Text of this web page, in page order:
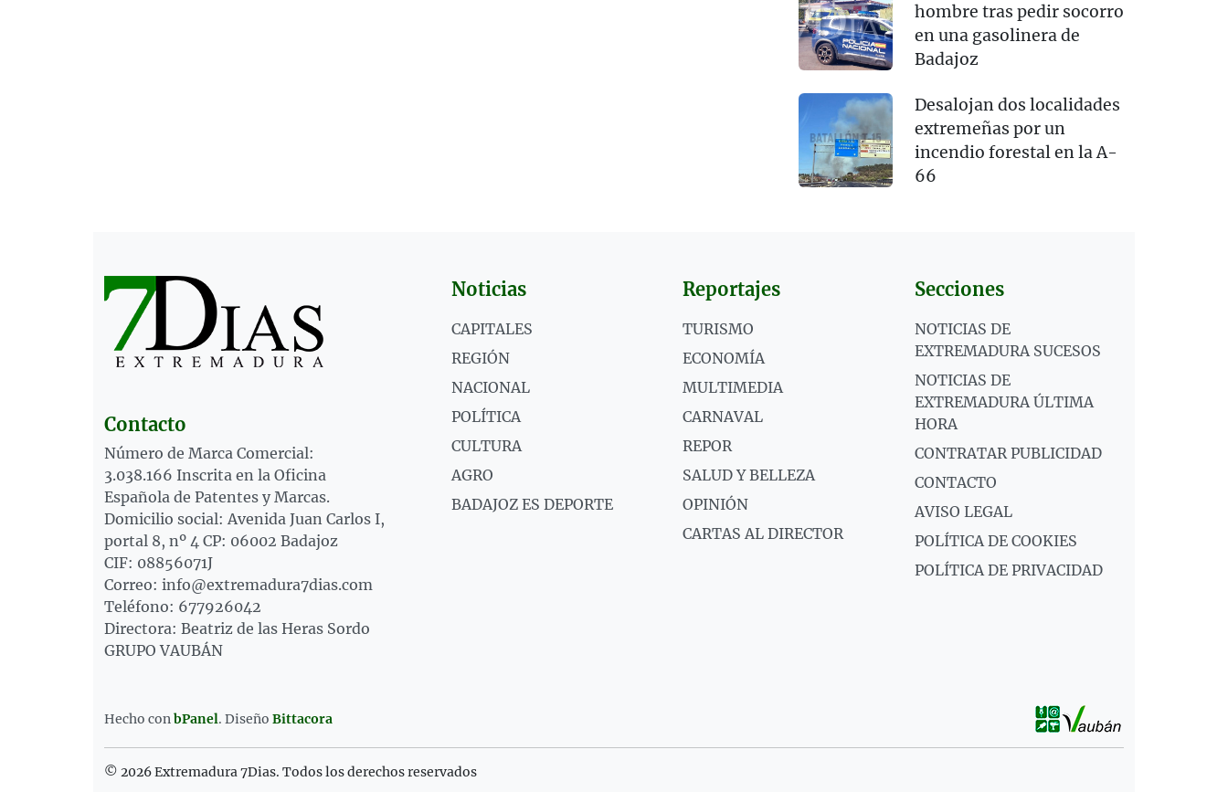
hombre tras pedir socorro
en una gasolinera de
Badajoz
Desalojan dos localidades
extremeñas por un
incendio forestal en la A-
66
Contacto
Número de Marca Comercial:
3.038.166 Inscrita en la Oficina
Española de Patentes y Marcas.
Domicilio social: Avenida Juan Carlos I,
portal 8, nº 4 CP: 06002 Badajoz
CIF: 08856071J
Correo: info@extremadura7dias.com
Teléfono: 677926042
Directora: Beatriz de las Heras Sordo
GRUPO VAUBÁN
Noticias
CAPITALES
REGIÓN
NACIONAL
POLÍTICA
CULTURA
AGRO
BADAJOZ ES DEPORTE
Reportajes
TURISMO
ECONOMÍA
MULTIMEDIA
CARNAVAL
REPOR
SALUD Y BELLEZA
OPINIÓN
CARTAS AL DIRECTOR
Secciones
NOTICIAS DE
EXTREMADURA SUCESOS
NOTICIAS DE
EXTREMADURA ÚLTIMA
HORA
CONTRATAR PUBLICIDAD
CONTACTO
AVISO LEGAL
POLÍTICA DE COOKIES
POLÍTICA DE PRIVACIDAD
Hecho con bPanel. Diseño Bittacora
© 2026 Extremadura 7Dias. Todos los derechos reservados